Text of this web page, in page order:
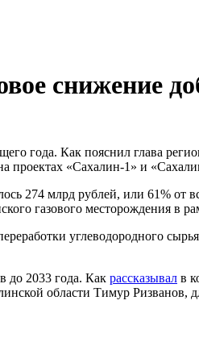
снижение
года. Как пояснил глава
проектах «Сахалин-1» и
274 млрд рублей, или 61% от
газового месторождения в
углеводородного
до 2033 года. Как рассказывал в
области Тимур Ризванов,